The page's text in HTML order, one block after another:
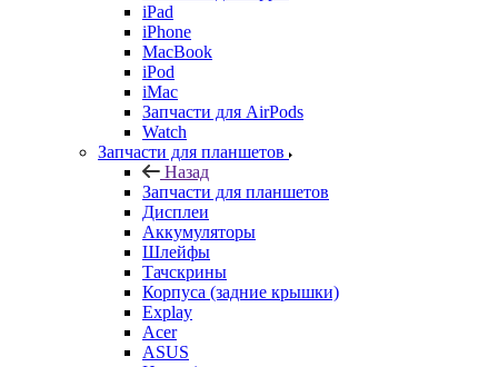
Запчасти для AirPods
Watch
Запчасти для планшетов
Назад
Запчасти для планшетов
Дисплеи
Аккумуляторы
Шлейфы
Тачскрины
Корпуса (задние крышки)
Explay
Acer
ASUS
Huawei
Lenovo
Samsung Galaxy Tab
Sony
Xiaomi